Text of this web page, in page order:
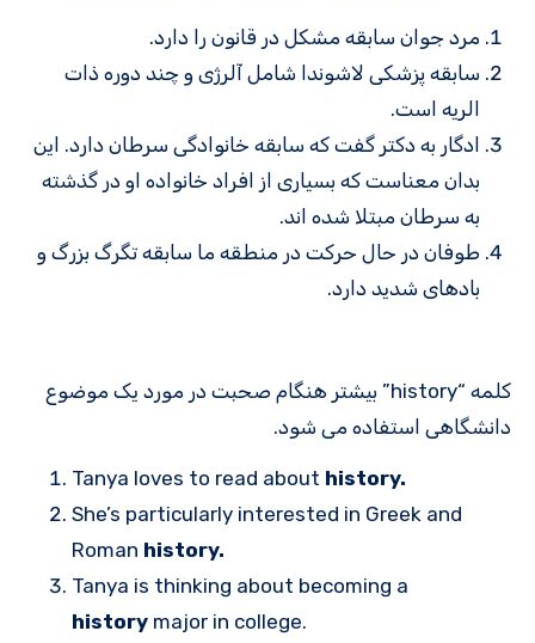
مرد جوان سابقه مشکل در قانون را دارد.
سابقه پزشکی لاشوندا شامل آلرژی و چند دوره ذات
الریه است.
ادگار به دکتر گفت که سابقه خانوادگی سرطان دارد. این
بدان معناست که بسیاری از افراد خانواده او در گذشته
به سرطان مبتلا شده اند.
طوفان در حال حرکت در منطقه ما سابقه تگرگ بزرگ و
بادهای شدید دارد.
کلمه “history” بیشتر هنگام صحبت در مورد یک موضوع
دانشگاهی استفاده می شود.
Tanya loves to read about history.
She’s particularly interested in Greek and
Roman history.
Tanya is thinking about becoming a
history major in college.